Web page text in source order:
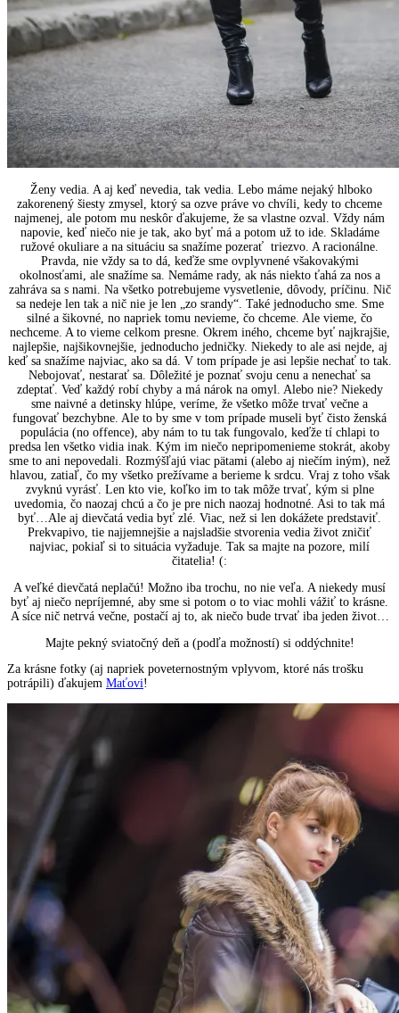
Ženy vedia. A aj keď nevedia, tak vedia. Lebo máme nejaký hlboko
zakorenený šiesty zmysel, ktorý sa ozve práve vo chvíli, kedy to chceme
najmenej, ale potom mu neskôr ďakujeme, že sa vlastne ozval. Vždy nám
napovie, keď niečo nie je tak, ako byť má a potom už to ide. Skladáme
ružové okuliare a na situáciu sa snažíme pozerať triezvo. A racionálne.
Pravda, nie vždy sa to dá, keďže sme ovplyvnené všakovakými
okolnosťami, ale snažíme sa. Nemáme rady, ak nás niekto ťahá za nos a
zahráva sa s nami. Na všetko potrebujeme vysvetlenie, dôvody, príčinu. Nič
sa nedeje len tak a nič nie je len „zo srandy“. Také jednoducho sme. Sme
silné a šikovné, no napriek tomu nevieme, čo chceme. Ale vieme, čo
nechceme. A to vieme celkom presne. Okrem iného, chceme byť najkrajšie,
najlepšie, najšikovnejšie, jednoducho jedničky. Niekedy to ale asi nejde, aj
keď sa snažíme najviac, ako sa dá. V tom prípade je asi lepšie nechať to tak.
Nebojovať, nestarať sa. Dôležité je poznať svoju cenu a nenechať sa
zdeptať. Veď každý robí chyby a má nárok na omyl. Alebo nie? Niekedy
sme naivné a detinsky hlúpe, veríme, že všetko môže trvať večne a
fungovať bezchybne. Ale to by sme v tom prípade museli byť čisto ženská
populácia (no offence), aby nám to tu tak fungovalo, keďže tí chlapi to
predsa len všetko vidia inak. Kým im niečo nepripomenieme stokrát, akoby
sme to ani nepovedali. Rozmýšľajú viac pätami (alebo aj niečím iným), než
hlavou, zatiaľ, čo my všetko prežívame a berieme k srdcu. Vraj z toho však
zvyknú vyrásť. Len kto vie, koľko im to tak môže trvať, kým si plne
uvedomia, čo naozaj chcú a čo je pre nich naozaj hodnotné. Asi to tak má
byť…Ale aj dievčatá vedia byť zlé. Viac, než si len dokážete predstaviť.
Prekvapivo, tie najjemnejšie a najsladšie stvorenia vedia život zničiť
najviac, pokiaľ si to situácia vyžaduje. Tak sa majte na pozore, milí
čitatelia! (:
A veľké dievčatá neplačú! Možno iba trochu, no nie veľa. A niekedy musí
byť aj niečo nepríjemné, aby sme si potom o to viac mohli vážiť to krásne.
A síce nič netrvá večne, postačí aj to, ak niečo bude trvať iba jeden život…
Majte pekný sviatočný deň a (podľa možností) si oddýchnite!
Za krásne fotky (aj napriek poveternostným vplyvom, ktoré nás trošku
potrápili) ďakujem Maťovi!